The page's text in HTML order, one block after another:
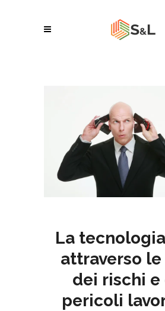
La
attraverso
dei rischi e
pericoli